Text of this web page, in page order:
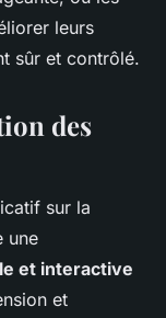
leurs
sûr et contrôlé.
des
sur la
une
et interactive
et